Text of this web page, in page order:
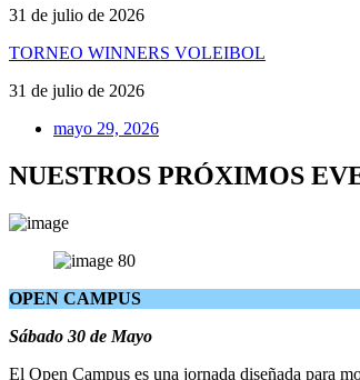
31 de julio de 2026
TORNEO WINNERS VOLEIBOL
31 de julio de 2026
mayo 29, 2026
NUESTROS PRÓXIMOS
OPEN CAMPUS
Sábado 30 de Mayo
El Open Campus es una jornada diseñada para